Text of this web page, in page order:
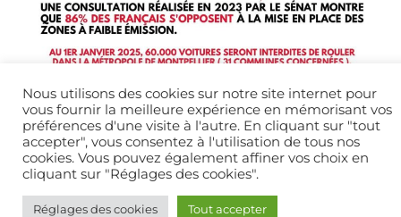
Nous utilisons des cookies sur notre site internet pour
vous fournir la meilleure expérience en mémorisant vos
préférences d'une visite à l'autre. En cliquant sur "tout
accepter", vous consentez à l'utilisation de tous nos
cookies. Vous pouvez également affiner vos choix en
cliquant sur "Réglages des cookies".
Réglages des cookies Tout accepter